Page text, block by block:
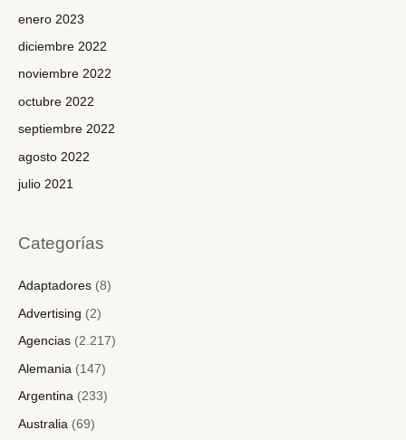
enero 2023
diciembre 2022
noviembre 2022
octubre 2022
septiembre 2022
agosto 2022
julio 2021
Categorías
Adaptadores (8)
Advertising (2)
Agencias (2.217)
Alemania (147)
Argentina (233)
Australia (69)